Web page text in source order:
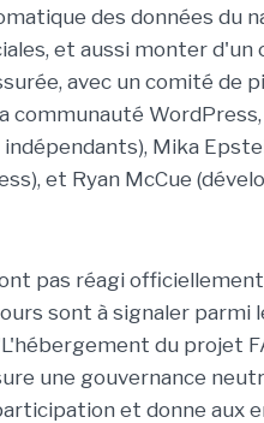
des données du
et aussi monter d'un
avec un comité de
communauté
Mika
et Ryan McCue
pas réagi
sont à signaler parmi
du projet
une gouvernance
et donne aux